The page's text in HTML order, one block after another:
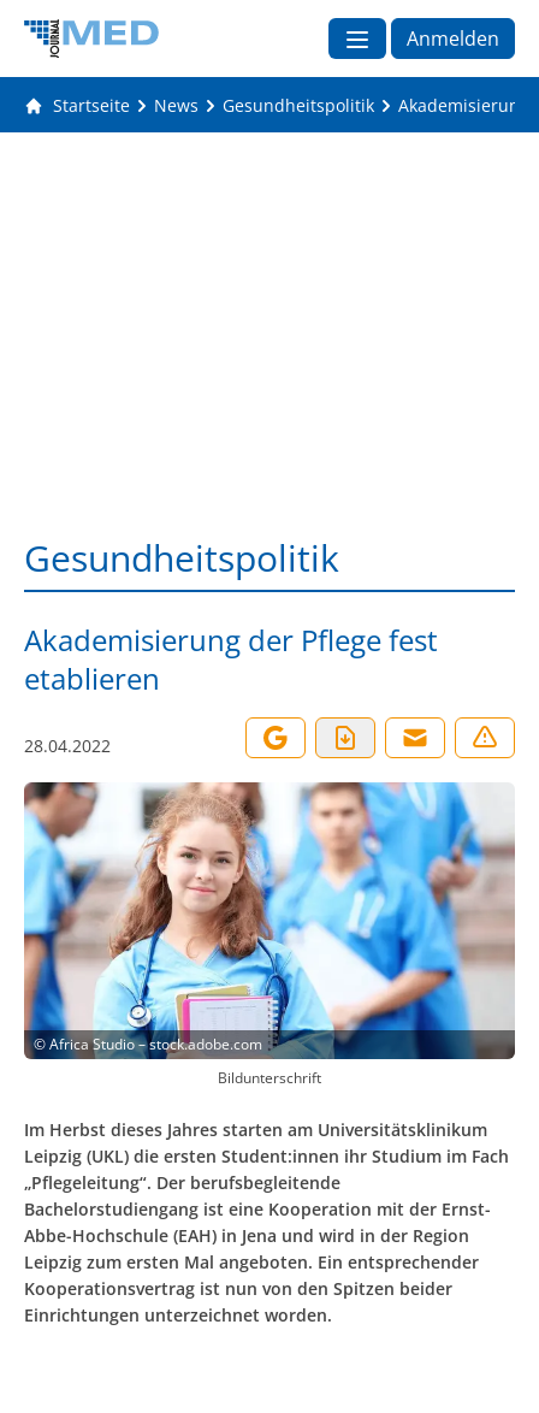
Anmelden
Startseite News Gesundheitspolitik Akademisierung
Gesundheitspolitik
Akademisierung der Pflege fest
etablieren
28.04.2022
©Africa Studio – stock.adobe.com
Bildunterschrift
Im Herbst dieses Jahres starten am Universitätsklinikum
Leipzig (UKL) die ersten Student:innen ihr Studium im Fach
„Pflegeleitung“. Der berufsbegleitende
Bachelorstudiengang ist eine Kooperation mit der Ernst-
Abbe-Hochschule (EAH) in Jena und wird in der Region
Leipzig zum ersten Mal angeboten. Ein entsprechender
Kooperationsvertrag ist nun von den Spitzen beider
Einrichtungen unterzeichnet worden.